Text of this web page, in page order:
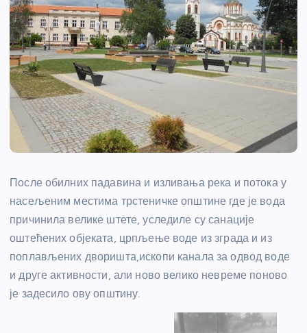
После обилних падавина и изливања река и потока у
насељеним местима трстеничке општине где је вода
причинила велике штете, уследиле су санације
оштећених објеката, црпљење воде из зграда и из
поплављених дворишта,ископи канала за одвод воде
и друге активности, али ново велико невреме поново
је задесило ову општину.